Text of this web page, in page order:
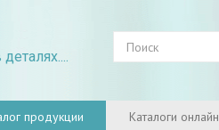
продукции Каталоги онлайн